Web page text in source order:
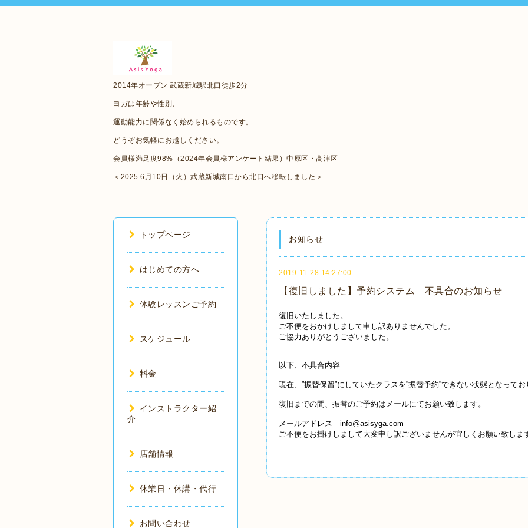
2014年オープン 武蔵新城駅北口徒歩2分
ヨガは年齢や性別、
運動能力に関係なく始められるものです。
どうぞお気軽にお越しください。
会員様満足度98%（2024年会員様アンケート結果）中原区・高津区
＜2025.6月10日（火）武蔵新城南口から北口へ移転しました＞
お知らせ
2019-11-28 14:27:00
【復旧しました】予約システム 不具合のお知らせ
復旧いたしました。
ご不便をおかけしまして申し訳ありませんでした。
ご協力ありがとうございました。
以下、不具合内容
現在、 ”振替保留”にしていたクラスを”振替予約”できない状態となってお
復旧までの間、振替のご予約はメールにてお願い致します。
メールアドレス info@asisyga.com
ご不便をお掛けしまして大変申し訳ございませんが宜しくお願い致しま
トップページ
はじめての方へ
体験レッスンご予約
スケジュール
料金
インストラクター紹
介
店舗情報
休業日・休講・代行
お問い合わせ